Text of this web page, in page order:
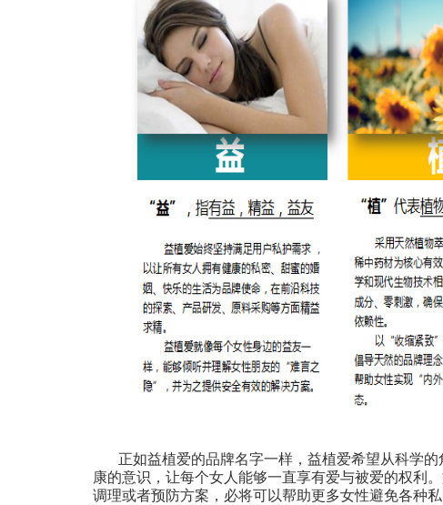
正如益植爱的品牌名字一样，益植爱希望从科学
康的意识，让每个女人能够一直享有爱与被爱的权利
调理或者预防方案，必将可以帮助更多女性避免各种